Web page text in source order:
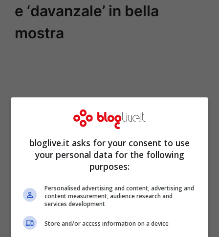
e ‘davanzale’ in bella
mostra
bloglive.it asks for your consent to use
your personal data for the following
purposes:
Personalised advertising and content, advertising and
content measurement, audience research and
services development
Store and/or access information on a device